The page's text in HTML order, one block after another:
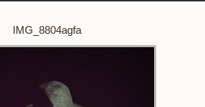
IMG_8804agfa